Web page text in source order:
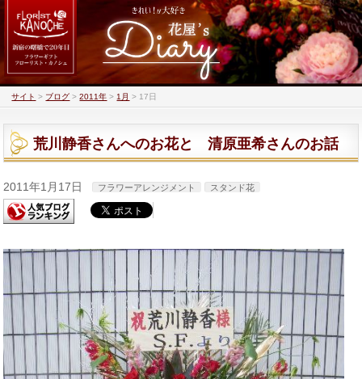
サイト > ブログ >2011年 >1月 > 17日
荒川静香さんへのお花と 清原亜希さんのお話
2011年1月17日 フラワーアレンジメント スタンド花